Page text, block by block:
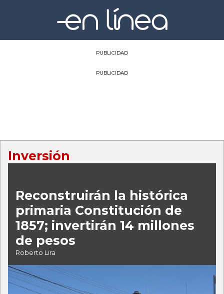
PUBLICIDAD
PUBLICIDAD
Inversión
Reconstruirán la histórica
primaria Constitución de
1857; invertirán 14 millones
de pesos
Roberto Lira